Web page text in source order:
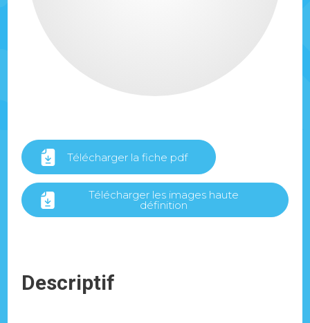
Télécharger la fiche pdf
Télécharger les images haute
définition
Descriptif